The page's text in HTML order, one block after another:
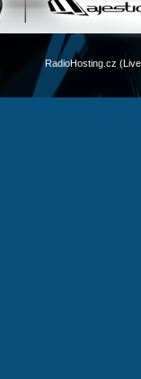
RadioHosting.cz